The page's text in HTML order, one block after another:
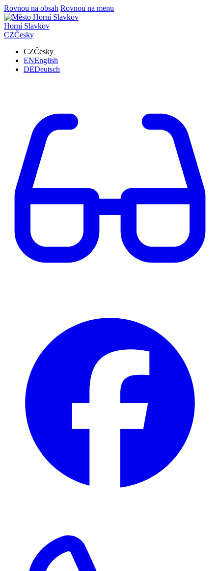
Rovnou na obsah Rovnou na menu
Horní Slavkov
CZČesky
CZČesky
ENEnglish
DEDeutsch